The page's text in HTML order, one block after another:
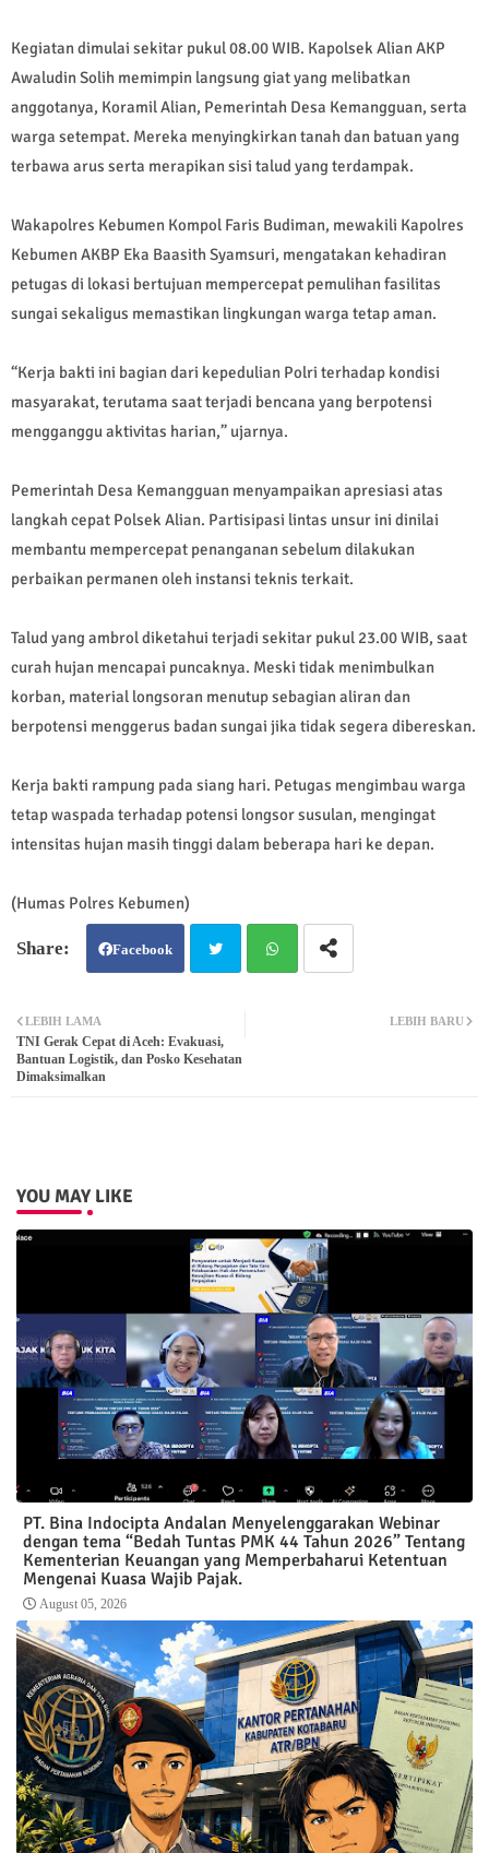
Kegiatan dimulai sekitar pukul 08.00 WIB. Kapolsek Alian AKP
Awaludin Solih memimpin langsung giat yang melibatkan
anggotanya, Koramil Alian, Pemerintah Desa Kemangguan, serta
warga setempat. Mereka menyingkirkan tanah dan batuan yang
terbawa arus serta merapikan sisi talud yang terdampak.
Wakapolres Kebumen Kompol Faris Budiman, mewakili Kapolres
Kebumen AKBP Eka Baasith Syamsuri, mengatakan kehadiran
petugas di lokasi bertujuan mempercepat pemulihan fasilitas
sungai sekaligus memastikan lingkungan warga tetap aman.
“Kerja bakti ini bagian dari kepedulian Polri terhadap kondisi
masyarakat, terutama saat terjadi bencana yang berpotensi
mengganggu aktivitas harian,” ujarnya.
Pemerintah Desa Kemangguan menyampaikan apresiasi atas
langkah cepat Polsek Alian. Partisipasi lintas unsur ini dinilai
membantu mempercepat penanganan sebelum dilakukan
perbaikan permanen oleh instansi teknis terkait.
Talud yang ambrol diketahui terjadi sekitar pukul 23.00 WIB, saat
curah hujan mencapai puncaknya. Meski tidak menimbulkan
korban, material longsoran menutup sebagian aliran dan
berpotensi menggerus badan sungai jika tidak segera dibereskan.
Kerja bakti rampung pada siang hari. Petugas mengimbau warga
tetap waspada terhadap potensi longsor susulan, mengingat
intensitas hujan masih tinggi dalam beberapa hari ke depan.
(Humas Polres Kebumen)
Facebook
ter
LEBIH BARU
LEBIH LAMA
TNI Gerak Cepat di Aceh: Evakuasi,
Bantuan Logistik, dan Posko Kesehatan
Dimaksimalkan
YOU MAY LIKE
PT. Bina Indocipta Andalan Menyelenggarakan Webinar
dengan tema “Bedah Tuntas PMK 44 Tahun 2026” Tentang
Kementerian Keuangan yang Memperbaharui Ketentuan
Mengenai Kuasa Wajib Pajak.
August 05, 2026